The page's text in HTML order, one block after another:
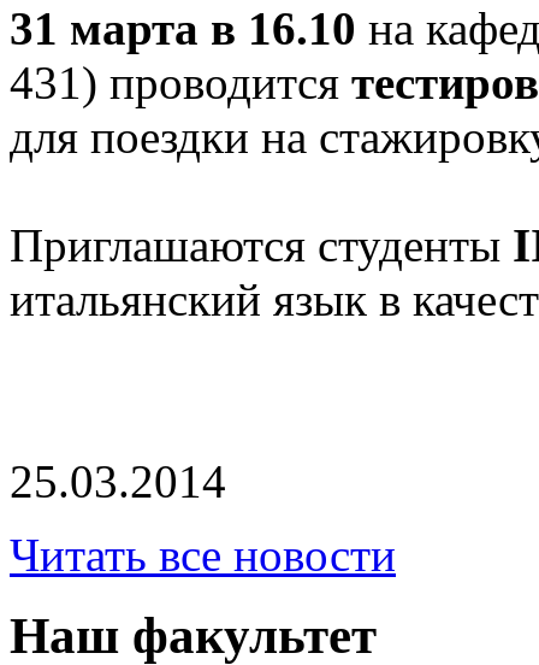
31 марта в 16.10 на
431) проводится
для поездки на
Приглашаются студенты
итальянский язык в
25.03.2014
Читать все новости
Наш факультет